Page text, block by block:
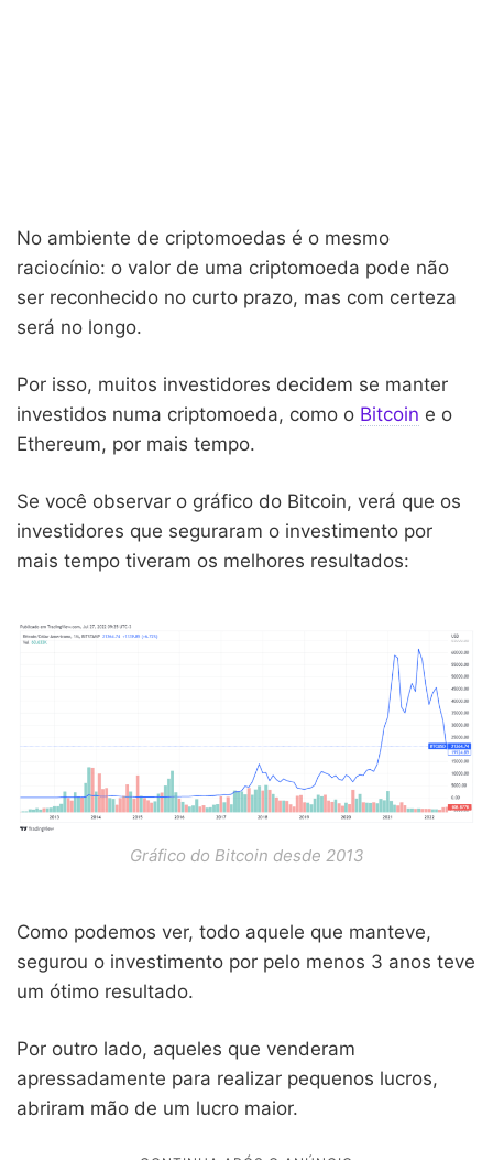
No ambiente de criptomoedas é o mesmo
raciocínio: o valor de uma criptomoeda pode não
ser reconhecido no curto prazo, mas com certeza
será no longo.
Por isso, muitos investidores decidem se manter
investidos numa criptomoeda, como o Bitcoin e o
Ethereum, por mais tempo.
Se você observar o gráfico do Bitcoin, verá que os
investidores que seguraram o investimento por
mais tempo tiveram os melhores resultados:
Gráfico do Bitcoin desde 2013
Como podemos ver, todo aquele que manteve,
segurou o investimento por pelo menos 3 anos teve
um ótimo resultado.
Por outro lado, aqueles que venderam
apressadamente para realizar pequenos lucros,
abriram mão de um lucro maior.